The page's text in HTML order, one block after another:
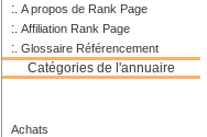
:. A propos de Rank Page
:. Affiliation Rank Page
:. Glossaire Référencement
Catégories de l'annuaire
Achats